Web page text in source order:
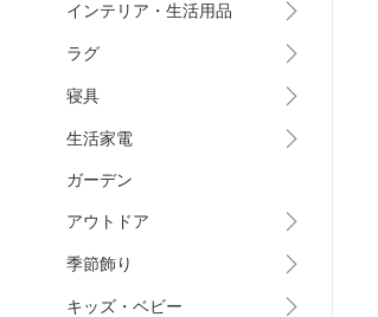
インテリア・生活用品
ラグ
寝具
生活家電
ガーデン
アウトドア
季節飾り
キッズ・ベビー